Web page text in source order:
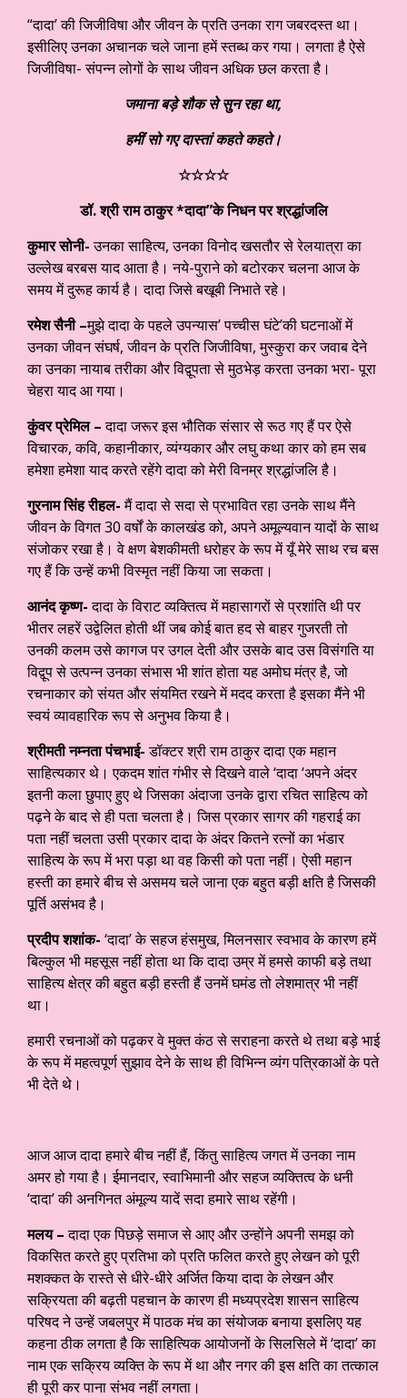
“दादा’ की जिजीविषा और जीवन के प्रति उनका राग जबरदस्त था।
इसीलिए उनका अचानक चले जाना हमें स्तब्ध कर गया। लगता है ऐसे
जिजीविषा- संपन्न लोगों के साथ जीवन अधिक छल करता है।
जमाना बड़े शौक से सुन रहा था,
हमीं सो गए दास्तां कहते कहते।
☆☆☆☆
डॉ. श्री राम ठाकुर *दादा”के निधन पर श्रद्धांजलि
कुमार सोनी-उनका साहित्य, उनका विनोद खसतौर से रेलयात्रा का
उल्लेख बरबस याद आता है। नये-पुराने को बटोरकर चलना आज के
समय में दुरूह कार्य है। दादा जिसे बखूबी निभाते रहे।
रमेश सैनी –मुझे दादा के पहले उपन्यास’ पच्चीस घंटे’की घटनाओं में
उनका जीवन संघर्ष, जीवन के प्रति जिजीविषा, मुस्कुरा कर जवाब देने
का उनका नायाब तरीका और विद्वूपता से मुठभेड़ करता उनका भरा- पूरा
चेहरा याद आ गया।
कुंवर प्रेमिल –दादा जरूर इस भौतिक संसार से रूठ गए हैं पर ऐसे
विचारक, कवि, कहानीकार, व्यंग्यकार और लघु कथा कार को हम सब
हमेशा हमेशा याद करते रहेंगे दादा को मेरी विनम्र श्रद्धांजलि है।
गुरनाम सिंह रीहल-मैं दादा से सदा से प्रभावित रहा उनके साथ मैंने
जीवन के विगत 30 वर्षों के कालखंड को, अपने अमूल्यवान यादों के साथ
संजोकर रखा है। वे क्षण बेशकीमती धरोहर के रूप में यूँ मेरे साथ रच बस
गए हैं कि उन्हें कभी विस्मृत नहीं किया जा सकता।
आनंद कृष्ण-दादा के विराट व्यक्तित्व में महासागरों से प्रशांति थी पर
भीतर लहरें उद्वेलित होती थीं जब कोई बात हद से बाहर गुजरती तो
उनकी कलम उसे कागज पर उगल देती और उसके बाद उस विसंगति या
विद्वूप से उत्पन्न उनका संभास भी शांत होता यह अमोघ मंत्र है, जो
रचनाकार को संयत और संयमित रखने में मदद करता है इसका मैंने भी
स्वयं व्यावहारिक रूप से अनुभव किया है।
श्रीमती नम्नता पंचभाई-डॉक्टर श्री राम ठाकुर दादा एक महान
साहित्यकार थे। एकदम शांत गंभीर से दिखने वाले ‘दादा ‘अपने अंदर
इतनी कला छुपाए हुए थे जिसका अंदाजा उनके द्वारा रचित साहित्य को
पढ़ने के बाद से ही पता चलता है। जिस प्रकार सागर की गहराई का
पता नहीं चलता उसी प्रकार दादा के अंदर कितने रत्नों का भंडार
साहित्य के रूप में भरा पड़ा था वह किसी को पता नहीं। ऐसी महान
हस्ती का हमारे बीच से असमय चले जाना एक बहुत बड़ी क्षति है जिसकी
पूर्ति असंभव है।
प्रदीप शशांक- ‘दादा’ के सहज हंसमुख, मिलनसार स्वभाव के कारण हमें
बिल्कुल भी महसूस नहीं होता था कि दादा उम्र में हमसे काफी बड़े तथा
साहित्य क्षेत्र की बहुत बड़ी हस्ती हैं उनमें घमंड तो लेशमात्र भी नहीं
था।
हमारी रचनाओं को पढ़कर वे मुक्त कंठ से सराहना करते थे तथा बड़े भाई
के रूप में महत्वपूर्ण सुझाव देने के साथ ही विभिन्न व्यंग पत्रिकाओं के पते
भी देते थे।
आज आज दादा हमारे बीच नहीं हैं, किंतु साहित्य जगत में उनका नाम
अमर हो गया है। ईमानदार, स्वाभिमानी और सहज व्यक्तित्व के धनी
‘दादा’ की अनगिनत अंमूल्य यादें सदा हमारे साथ रहेंगी।
मलय –दादा एक पिछड़े समाज से आए और उन्होंने अपनी समझ को
विकसित करते हुए प्रतिभा को प्रति फलित करते हुए लेखन को पूरी
मशक्कत के रास्ते से धीरे-धीरे अर्जित किया दादा के लेखन और
सक्रियता की बढ़ती पहचान के कारण ही मध्यप्रदेश शासन साहित्य
परिषद ने उन्हें जबलपुर में पाठक मंच का संयोजक बनाया इसलिए यह
कहना ठीक लगता है कि साहित्यिक आयोजनों के सिलसिले में ‘दादा’ का
नाम एक सक्रिय व्यक्ति के रूप में था और नगर की इस क्षति का तत्काल
ही पूरी कर पाना संभव नहीं लगता।